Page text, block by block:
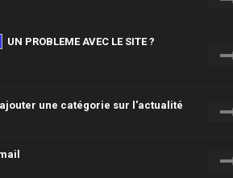
UN PROBLEME AVEC LE SITE ?
une catégorie sur l'actualité